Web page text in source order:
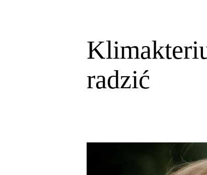
radzić